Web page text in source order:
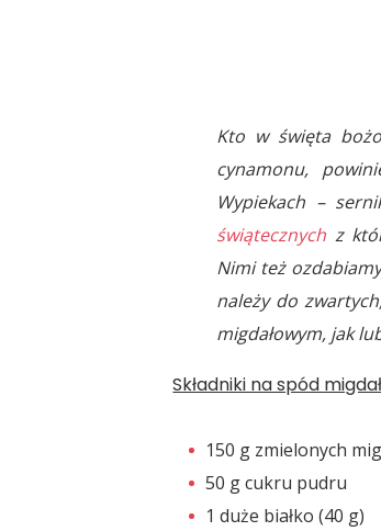
Kto w święta
cynamonu,
Wypiekach –
świątecznych z
Nimi też
należy do
migdałowym, jak
Składniki na spód
150 g zmielonych
50 g cukru pudru
1 duże białko (40 g)